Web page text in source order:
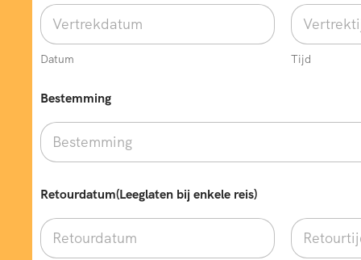
Datum Tijd
i
V
e
r
r
k
l
Bestemming
Retourdatum(Leeglaten bij enkele reis)